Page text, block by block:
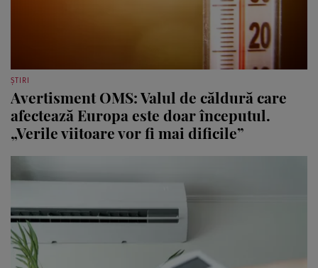
Avertisment OMS: Valul de căldură care
afectează Europa este doar începutul.
„Verile viitoare vor fi mai dificile”